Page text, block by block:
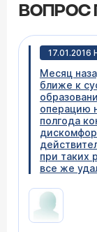
ВОПРОС
17.01.2016
Месяц
ближе к
операцию
полгода
при таких
все же